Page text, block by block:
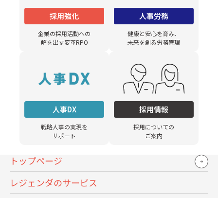
採用強化
企業の採用活動への
解を出す変革RPO
人事労務
健康と安心を育み、
未来を創る労務管理
人事DX
戦略人事の実現を
サポート
採用情報
採用についての
ご案内
トップページ
レジェンダのサービス
今回は人事部に残すべき「コア業務」を検討する上でのポ
イントをご紹介しました。アウトソーシングの導入やデジ
タル化を進めていても、必ずしも人事業務の工数が削減さ
れるわけではなく、仕分けの仕方を間違えてしまうと「コ
ストを払っているのに、工数が削減できない」という状態
に陥ってしまいます。もしそういったお悩みが尽きないよ
うであれば、ぜひ一度ご相談いただければ幸いです。お悩
みの一つひとつに寄り添い、業務のアウトソーシングに留
まらず、本質的な課題解決をお手伝いさせていただきま
す。
人事がコア業務に専念するための第一歩を踏み出